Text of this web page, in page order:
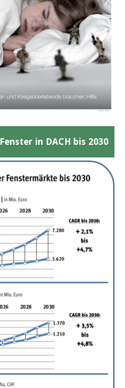
in DACH bis 2030